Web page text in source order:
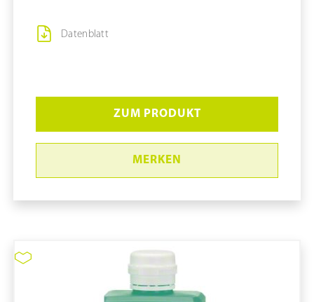
Datenblatt
ZUM PRODUKT
MERKEN
Sterillium Virugard #982069
pure11 Nr.: 1109216, Marke: Bode